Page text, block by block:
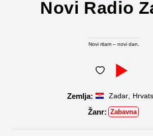
Novi Radio
Novi ritam – novi dan.
Zadar,
Zabavna